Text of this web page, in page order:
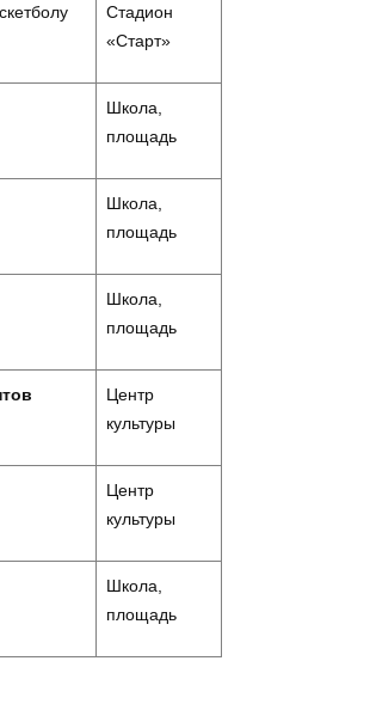
Стадион
«Старт»
Школа,
площадь
Школа,
площадь
Школа,
площадь
Центр
культуры
Центр
культуры
Школа,
площадь